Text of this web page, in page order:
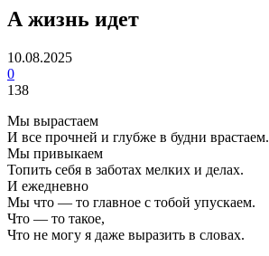
А жизнь идет
10.08.2025
0
138
Мы вырастаем
И все прочней и глубже в будни врастаем.
Мы привыкаем
Топить себя в заботах мелких и делах.
И ежедневно
Мы что — то главное с тобой упускаем.
Что — то такое,
Что не могу я даже выразить в словах.